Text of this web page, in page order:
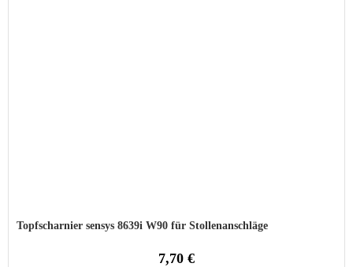
Topfscharnier sensys 8639i W90 für Stollenanschläge
7,70 €